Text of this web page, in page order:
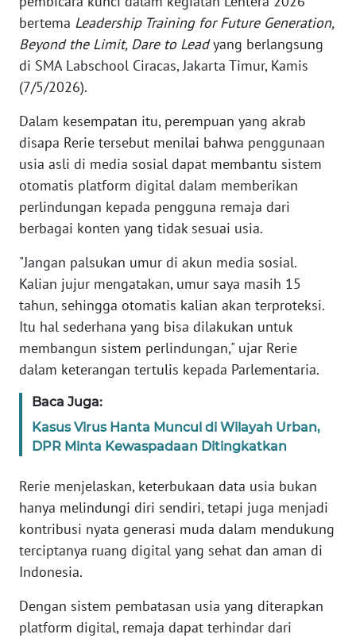
bertema Leadership Training for Future Generation,
Beyond the Limit, Dare to Leadyang berlangsung
di SMA Labschool Ciracas, Jakarta Timur, Kamis
(7/5/2026).
Dalam kesempatan itu, perempuan yang akrab
disapa Rerie tersebut menilai bahwa penggunaan
usia asli di media sosial dapat membantu sistem
otomatis platform digital dalam memberikan
perlindungan kepada pengguna remaja dari
berbagai konten yang tidak sesuai usia.
"Jangan palsukan umur di akun media sosial.
Kalian jujur mengatakan, umur saya masih 15
tahun, sehingga otomatis kalian akan terproteksi.
Itu hal sederhana yang bisa dilakukan untuk
membangun sistem perlindungan," ujar Rerie
dalam keterangan tertulis kepada Parlementaria.
Baca Juga:
Kasus Virus Hanta Muncul di Wilayah Urban,
DPR Minta Kewaspadaan Ditingkatkan
Rerie menjelaskan, keterbukaan data usia bukan
hanya melindungi diri sendiri, tetapi juga menjadi
kontribusi nyata generasi muda dalam mendukung
terciptanya ruang digital yang sehat dan aman di
Indonesia.
Dengan sistem pembatasan usia yang diterapkan
platform digital, remaja dapat terhindar dari
KARIR
DISCLAIMER
News
WN
SUMUT
WN
WN
JABAR
WN
BANTEN
WN
NTT
KEPRI
WN
PAPUA
PAPUA
BARAT